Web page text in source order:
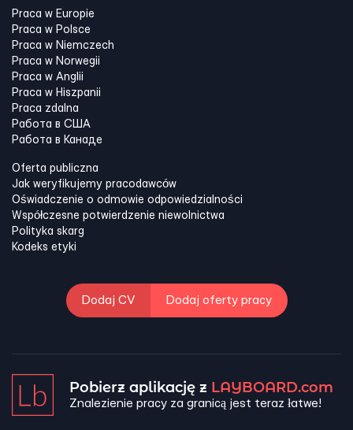
Praca w Europie
Praca w Polsce
Praca w Niemczech
Praca w Norwegii
Praca w Anglii
Praca w Hiszpanii
Praca zdalna
Работа в США
Работа в Канадe
Oferta publiczna
Jak weryfikujemy pracodawców
Oświadczenie o odmowie odpowiedzialności
Współczesne potwierdzenie niewolnictwa
Polityka skarg
Kodeks etyki
Dodaj CV Dodaj oferty pracy
Pobierz aplikację z LAYBOARD.com
Znalezienie pracy za granicą jest teraz łatwe!